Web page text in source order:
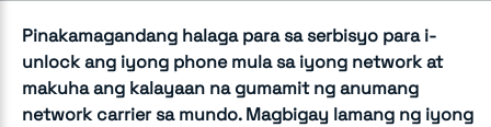
Pinakamagandang halaga para sa serbisyo para i-
unlock ang iyong phone mula sa iyong network at
makuha ang kalayaan na gumamit ng anumang
network carrier sa mundo. Magbigay lamang ng iyong